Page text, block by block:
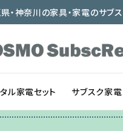
・神奈川の家具・家電のサ
ル家電セット サブスク家電